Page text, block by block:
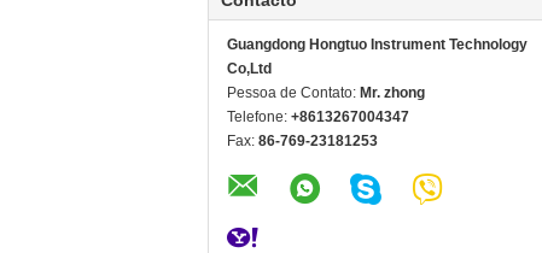
Guangdong Hongtuo Instrument Technology
Co,Ltd
Pessoa de Contato:Mr. zhong
Telefone:+8613267004347
Fax: 86-769-23181253